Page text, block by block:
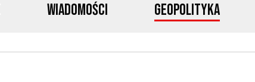
Wiadomości Geopolityka